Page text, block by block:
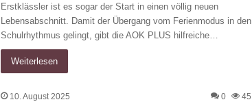
Erstklässler ist es sogar der Start in einen völlig neuen
Lebensabschnitt. Damit der Übergang vom Ferienmodus in den
Schulrhythmus gelingt, gibt die AOK PLUS hilfreiche…
Weiterlesen
10. August 2025 0 45